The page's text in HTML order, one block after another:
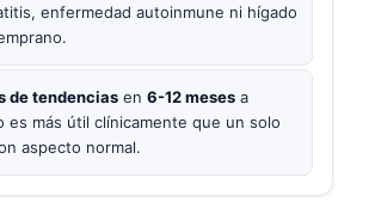
enfermedad autoinmune ni hígado
de tendencias en 6-12 meses a
es más útil clínicamente que un solo
aspecto normal.